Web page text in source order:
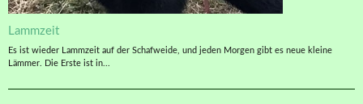
Lammzeit
Es ist wieder Lammzeit auf der Schafweide, und jeden Morgen gibt es neue kleine
Lämmer. Die Erste ist in...